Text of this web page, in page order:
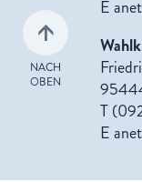
NACH
OBEN
E
T
E